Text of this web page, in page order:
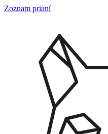
Skip
Zoznam prianí